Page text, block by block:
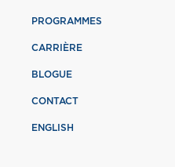
PROGRAMMES
CARRIÈRE
BLOGUE
CONTACT
ENGLISH